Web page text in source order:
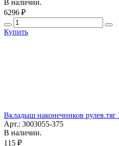
В наличии.
6296 ₽
Купить
Вкладыш наконечников
Арт.: 3003055-375
В наличии.
115 ₽